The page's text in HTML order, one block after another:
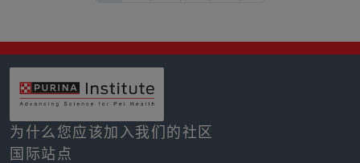
为什么您应该加入我们的社区
国际站点